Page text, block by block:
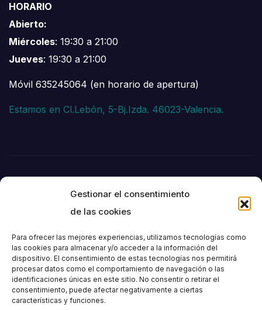
Gestionar el consentimiento
de las cookies
Para ofrecer las mejores experiencias, utilizamos tecnologías como
las cookies para almacenar y/o acceder a la información del
dispositivo. El consentimiento de estas tecnologías nos permitirá
procesar datos como el comportamiento de navegación o las
identificaciones únicas en este sitio. No consentir o retirar el
consentimiento, puede afectar negativamente a ciertas
características y funciones.
HORARIO
Abierto:
Miércoles: 19:30 a 21:00
Jueves: 19:30 a 21:00
Móvil 635245064 (en horario de apertura)
Estamos en Cl.Lebón, 5-Bj.Izda. 46023-Valencia.
Societat
Excursionista de